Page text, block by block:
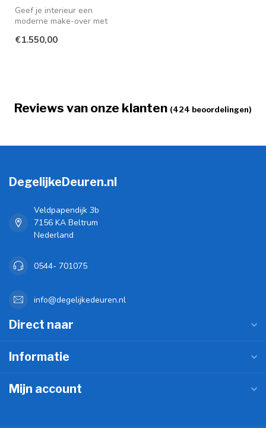
Geef je interieur een
moderne make-over met
schuifdeur me...
€1.550,00
Reviews van onze klanten (424 beoordelingen)
DegelijkeDeuren.nl
Veldpapendijk 3b
7156 KA Beltrum
Nederland
0544- 701075
info@degelijkedeuren.nl
Direct naar
Informatie
Mijn account